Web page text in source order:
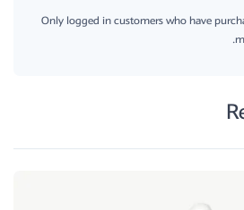
Only logged in customers who have